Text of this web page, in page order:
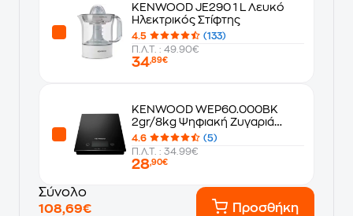
KENWOOD JE290 1 L Λευκό
Ηλεκτρικός Στίφτης
4.5
(133)
Π.Λ.Τ. : 49.90€
34,89€
KENWOOD WEP60.000BK
2gr/8kg Ψηφιακή Ζυγαριά
Κουζίνας
4.6
(5)
Π.Λ.Τ. : 34.99€
28,90€
Σύνολο
108,69€
Προσθήκη